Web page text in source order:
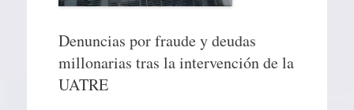
Denuncias por fraude y deudas
millonarias tras la intervención de la
UATRE